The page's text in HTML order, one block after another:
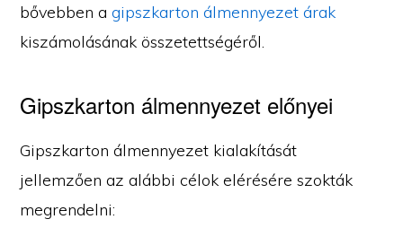
bővebben agipszkarton álmennyezet árak
kiszámolásának összetettségéről.
Gipszkarton álmennyezet előnyei
Gipszkarton álmennyezet kialakítását
jellemzően az alábbi célok elérésére szokták
megrendelni: